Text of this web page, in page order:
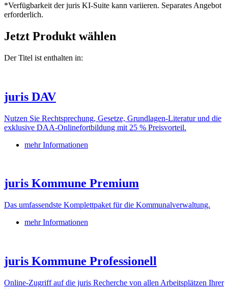
*Verfügbarkeit der juris KI-Suite kann variieren. Separates Angebot
erforderlich.
Jetzt Produkt wählen
Der Titel ist enthalten in:
juris DAV
Nutzen Sie Rechtsprechung, Gesetze, Grundlagen-Literatur und die
exklusive DAA-Onlinefortbildung mit 25 % Preisvorteil.
mehr Informationen
juris Kommune Premium
Das umfassendste Komplettpaket für die Kommunalverwaltung.
mehr Informationen
juris Kommune Professionell
Online-Zugriff auf die juris Recherche von allen Arbeitsplätzen Ihrer